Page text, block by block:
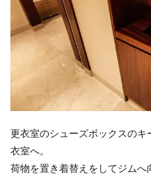
更衣室のシューズボックスの
衣室へ。
荷物を置き着替えをしてジムへ